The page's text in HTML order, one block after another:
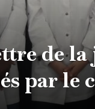
de la
par le